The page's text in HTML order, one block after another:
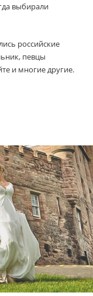
выбирали
российские
певцы
и многие другие.